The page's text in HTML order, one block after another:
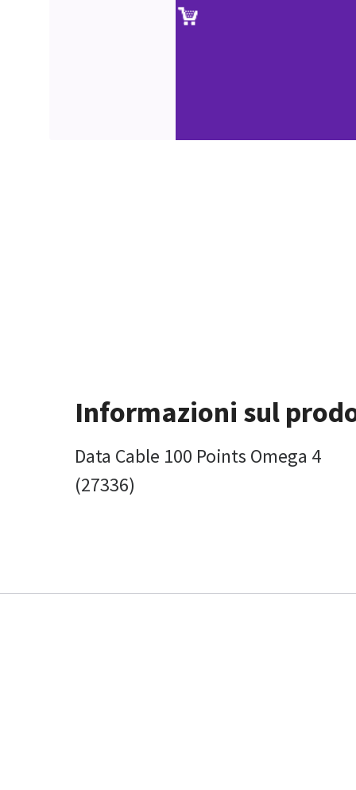
Informazioni sul
Data Cable 100 Points Omega 4
(27336)